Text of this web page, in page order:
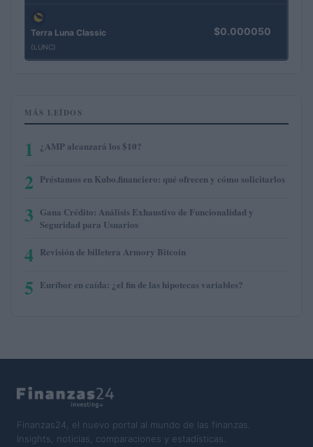
Terra Luna Classic
(LUNC)
$0.000050
MÁS LEÍDOS
1 ¿AMP alcanzará los $10?
2 Préstamos en Kubo.financiero: qué ofrecen y cómo solicitarlos
3 Gana Crédito: Análisis Exhaustivo de Funcionalidad y
Seguridad para Usuarios
4 Revisión de billetera Armory Bitcoin
5 Euríbor en caída: ¿el fin de las hipotecas variables?
Finanzas24, el nuevo portal al mundo de las finanzas.
Insights, noticias, comparaciones y estadísticas.